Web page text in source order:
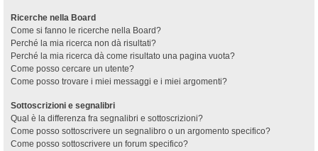
Ricerche nella Board
Come si fanno le ricerche nella Board?
Perché la mia ricerca non dà risultati?
Perché la mia ricerca dà come risultato una pagina vuota?
Come posso cercare un utente?
Come posso trovare i miei messaggi e i miei argomenti?
Sottoscrizioni e segnalibri
Qual è la differenza fra segnalibri e sottoscrizioni?
Come posso sottoscrivere un segnalibro o un argomento specifico?
Come posso sottoscrivere un forum specifico?